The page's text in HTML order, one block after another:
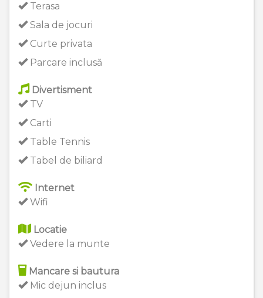
Terasa
Sala de jocuri
Curte privata
Parcare inclusă
Divertisment
TV
Carti
Table Tennis
Tabel de biliard
Internet
Wifi
Locatie
Vedere la munte
Mancare si bautura
Mic dejun inclus